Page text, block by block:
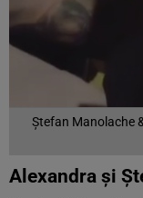
Ștefan Manolache
Alexandra și